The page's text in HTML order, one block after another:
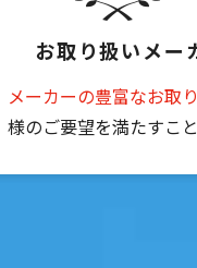
お取り扱いメー
メーカーの豊富なお取
様のご要望を満たすこ